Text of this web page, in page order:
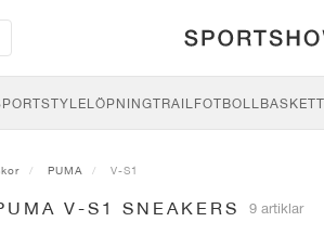
LÖPNINGTRAILFOTBOLLBASKET
PUMA V-S1
V-S1 SNEAKERS 9 artiklar